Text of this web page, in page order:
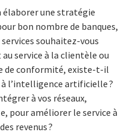
élaborer une stratégie
bon nombre de banques,
services souhaitez-vous
service à la clientèle ou
de conformité, existe-t-il
à l’intelligence artificielle ?
à vos réseaux,
pour améliorer le service à
revenus ?